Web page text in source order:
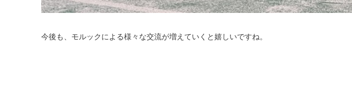
今後も、モルックによる様々な交流が増えていくと嬉しいですね。